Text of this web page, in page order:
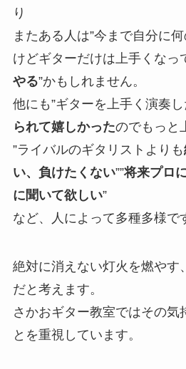
り
またある人は”今まで自分に
けどギターだけは上手くなっ
やる”かもしれません。
他にも”ギターを上手く演奏し
られて嬉しかったのでもっと
”ライバルのギタリストよりも
い、負けたくない””将来プロ
に聞いて欲しい”
など、人によって多種多様で
絶対に消えない灯火を燃やす
だと考えます。
さかおギター教室ではその気
とを重視しています。